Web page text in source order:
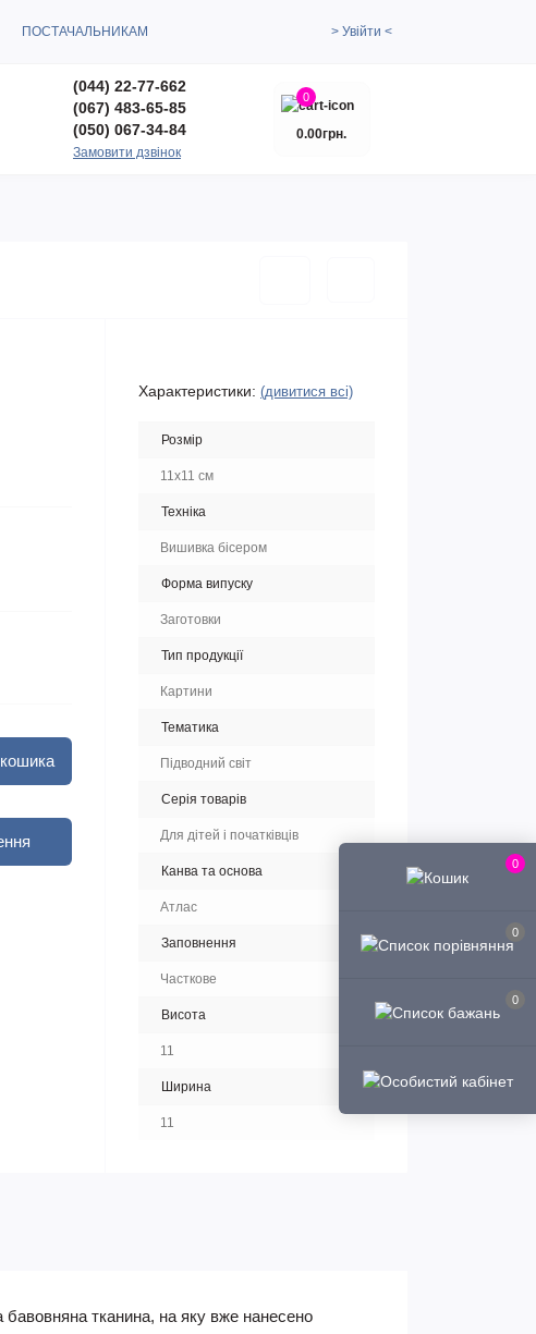
0
0
0
ПОСТАЧАЛЬНИКАМ > Увійти <
(044) 22-77-662
(067) 483-65-85
(050) 067-34-84
Замовити дзвінок
0
0.00грн.
Характеристики: (дивитися всі)
Розмір
11x11 см
Техніка
Вишивка бісером
Форма випуску
Заготовки
Тип продукції
Картини
Тематика
Підводний світ
Серія товарів
Для дітей і початківців
Канва та основа
Атлас
Заповнення
Часткове
Висота
11
Ширина
11
тканина, на яку вже нанесено